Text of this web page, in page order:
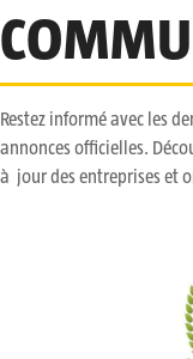
Restez informé avec les
annonces officielles.
à jour des entreprises et